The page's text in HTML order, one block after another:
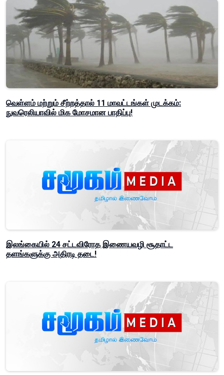
வெள்ளம் மற்றும் சீற்றத்தால் 11 மாவட்டங்கள் முடக்கம்:
நுவரெலியாவில் மிக மோசமான பாதிப்பு!
இலங்கையில் 24 சட்டவிரோத இணையவழி சூதாட்ட
தளங்களுக்கு அதிரடி தடை!